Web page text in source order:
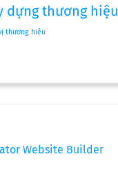
dựng thương hiệu
thương hiệu